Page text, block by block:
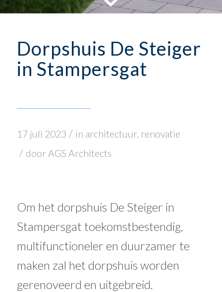
Dorpshuis De Steiger
in Stampersgat
17 juli 2023 / in architectuur, renovatie
/ doorAGS Architects
Om het dorpshuis De Steiger in
Stampersgat toekomstbestendig,
multifunctioneler en duurzamer te
maken zal het dorpshuis worden
gerenoveerd en uitgebreid.